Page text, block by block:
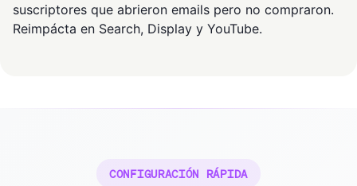
suscriptores que abrieron emails pero no compraron.
Reimpácta en Search, Display y YouTube.
CONFIGURACIÓN RÁPIDA